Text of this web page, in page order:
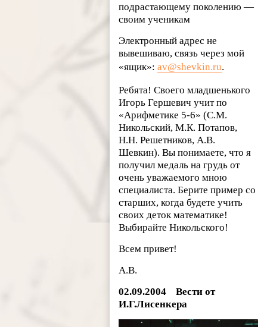
подрастающему поколению —
своим ученикам
Электронный адрес не
вывешиваю, связь через мой
«ящик»:av@shevkin.ru.
Ребята! Своего младшенького
Игорь Гершевич учит по
«Арифметике 5-6» (С.М.
Никольский, М.К. Потапов,
Н.Н. Решетников, А.В.
Шевкин). Вы понимаете, что я
получил медаль на грудь от
очень уважаемого мною
специалиста. Берите пример со
старших, когда будете учить
своих деток математике!
Выбирайте Никольского!
Всем привет!
А.В.
02.09.2004
Вести от
И.Г.Лисенкера